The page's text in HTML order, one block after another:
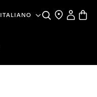
ITALIANO CercaRicerca
Il mio